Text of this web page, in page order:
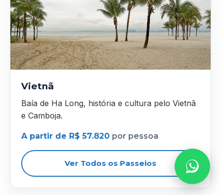
Vietnã
Baía de Ha Long, história e cultura pelo Vietnã
e Camboja.
A partir de R$ 57.820 por pessoa
Ver Todos os Passeios